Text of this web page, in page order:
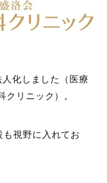
化しました（医療
クリニック）。
視野に入れてお